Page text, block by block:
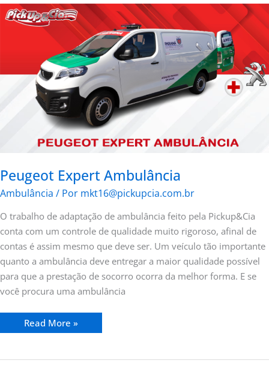
Peugeot Expert Ambulância
Ambulância / Por mkt16@pickupcia.com.br
O trabalho de adaptação de ambulância feito pela Pickup&Cia
conta com um controle de qualidade muito rigoroso, afinal de
contas é assim mesmo que deve ser. Um veículo tão importante
quanto a ambulância deve entregar a maior qualidade possível
para que a prestação de socorro ocorra da melhor forma. E se
você procura uma ambulância
Peugeot
Expert
Ambulância
Read More »